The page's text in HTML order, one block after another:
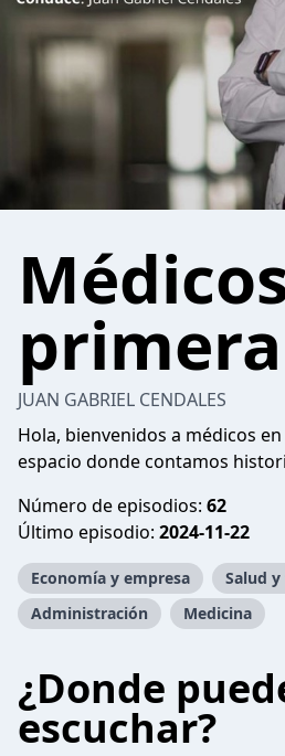
JUAN GABRIEL CENDALES
Hola, bienvenidos a médicos
espacio donde contamos
Número de episodios: 62
Último episodio: 2024-11-22
Economía y empresa
Salud
Administración
Medicina
¿Donde
escuchar?